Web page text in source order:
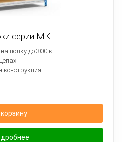
серии МК
полку до 300 кг.
конструкция.